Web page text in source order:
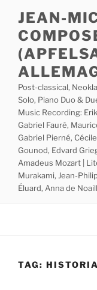
content
JEAN-
Post-classical,
Solo, Piano Duo &
Music Recording:
Gabriel Fauré,
Gabriel Pierné,
Gounod, Edvard
Amadeus Mozart |
Murakami, Jean-
Éluard, Anna de
TAG: